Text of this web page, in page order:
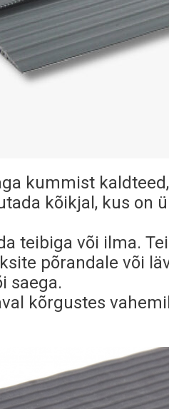
kummist
kõikjal, kus on
teibiga või ilma.
põrandale või
saega.
kõrgustes